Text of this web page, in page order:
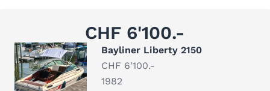
CHF 6'100.-
Bayliner Liberty 2150
CHF 6'100.-
1982